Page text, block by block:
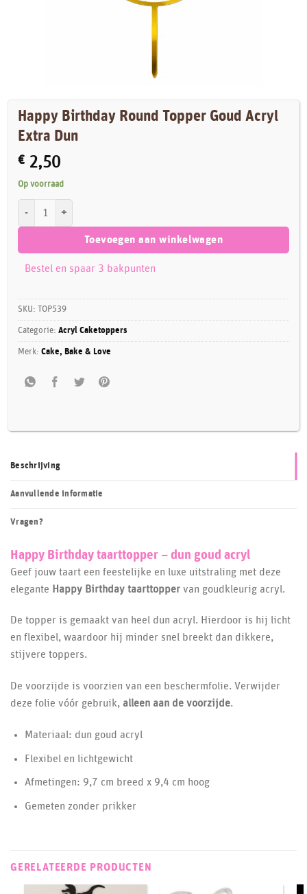
Happy Birthday Round Topper Goud Acryl
Extra Dun
€ 2,50
Op voorraad
Toevoegen aan winkelwagen
Bestel en spaar 3 bakpunten
SKU:TOP539
Categorie:Acryl Caketoppers
Merk:Cake, Bake & Love
Beschrijving
Aanvullende informatie
Vragen?
Happy Birthday taarttopper – dun goud acryl
Geef jouw taart een feestelijke en luxe uitstraling met deze
elegante Happy Birthday taarttopper van goudkleurig acryl.
De topper is gemaakt van heel dun acryl. Hierdoor is hij licht
en flexibel, waardoor hij minder snel breekt dan dikkere,
stijvere toppers.
De voorzijde is voorzien van een beschermfolie. Verwijder
deze folie vóór gebruik, alleen aan de voorzijde.
Materiaal: dun goud acryl
Flexibel en lichtgewicht
Afmetingen: 9,7 cm breed x 9,4 cm hoog
Gemeten zonder prikker
GERELATEERDE PRODUCTEN